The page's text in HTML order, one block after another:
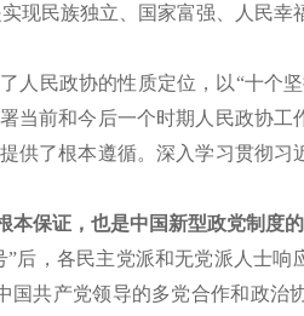
现民族独立、国家富强、人民幸
人民政协的性质定位，以“十个
当前和今后一个时期人民政协
供了根本遵循。深入学习贯彻
保证，也是中国新型政党制度
后，各民主党派和无党派人士
共产党领导的多党合作和政